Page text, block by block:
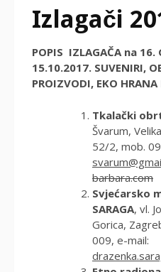
Izlagači
POPIS IZLAGAČA na 16.
15.10.2017. SUVENIRI,
PROIZVODI, EKO
Tkalački obrt
Švarum,
52/2, mob.
barbara.com
Svjećarsko
SARAGA, vl.
Gorica,
009, e-mail: